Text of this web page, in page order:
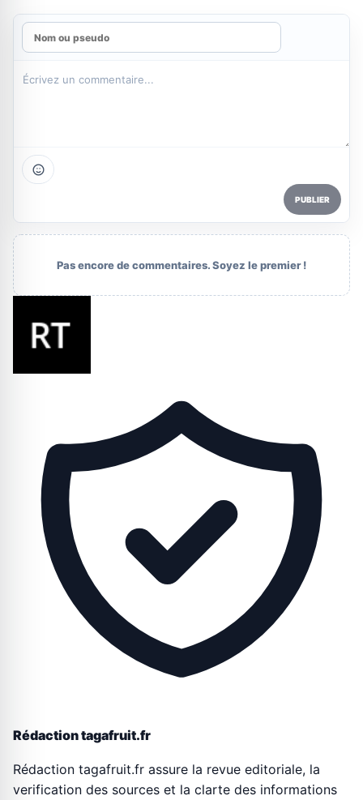
PUBLIER
Pas encore de commentaires. Soyez le premier !
Rédaction tagafruit.fr
Rédaction tagafruit.fr assure la revue editoriale, la
verification des sources et la clarte des informations